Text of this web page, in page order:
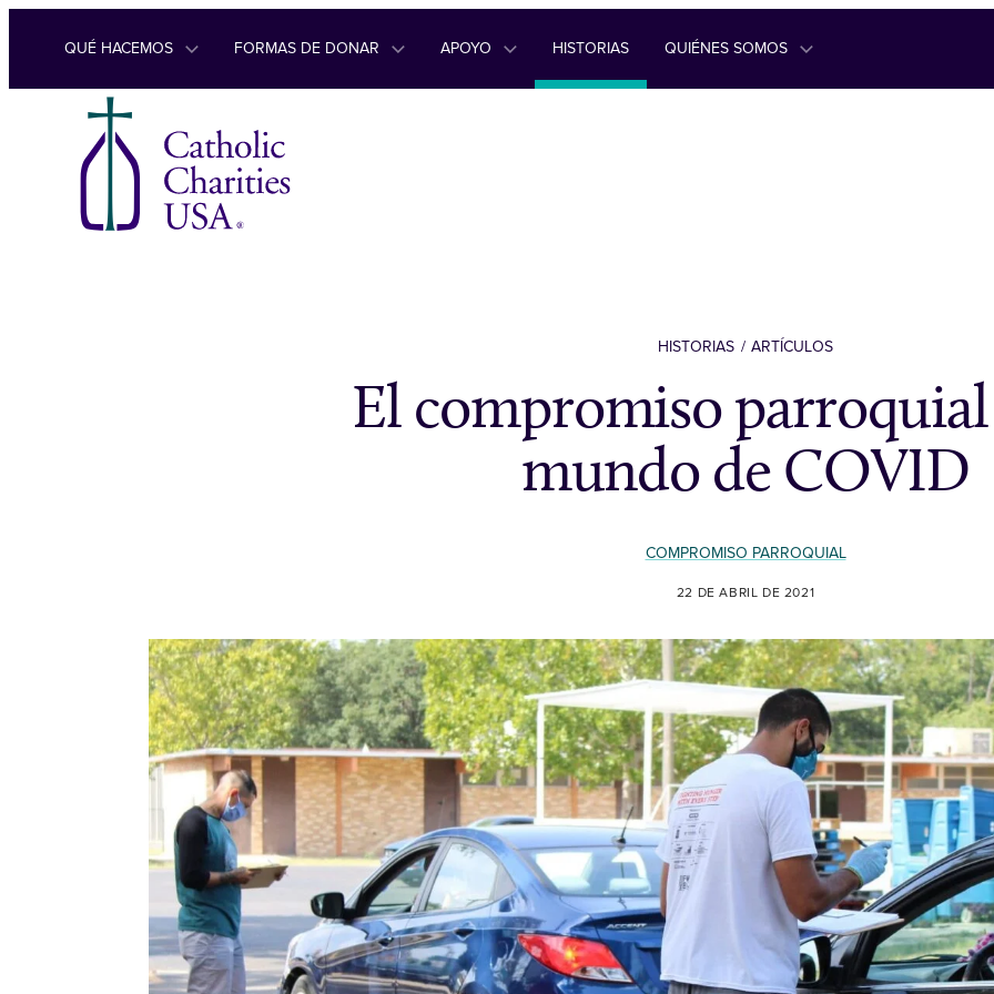
Ir al contenido
QUÉ HACEMOS FORMAS DE DONAR APOYO HISTORIAS QUIÉNES SOMOS
HISTORIAS ARTÍCULOS
El compromiso
mundo de COVID
COMPROMISO PARROQUIAL
22 DE ABRIL DE 2021